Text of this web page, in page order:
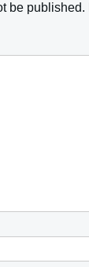
be published.